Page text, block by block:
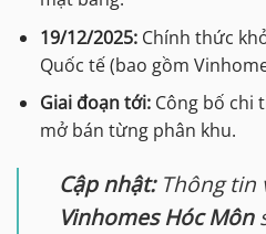
19/12/2025:Chính thức
Quốc tế (bao gồm
Giai đoạn tới:Công bố chi
mở bán từng phân khu.
Cập nhật:Thông tin
Vinhomes Hóc Môn